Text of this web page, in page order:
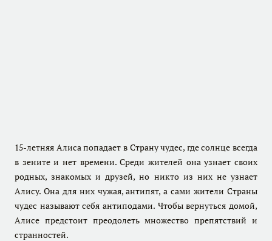
15-летняя Алиса попадает в Страну чудес, где солнце всегда
в зените и нет времени. Среди жителей она узнает своих
родных, знакомых и друзей, но никто из них не узнает
Алису. Она для них чужая, антипят, а сами жители Страны
чудес называют себя антиподами. Чтобы вернуться домой,
Алисе предстоит преодолеть множество препятствий и
странностей.